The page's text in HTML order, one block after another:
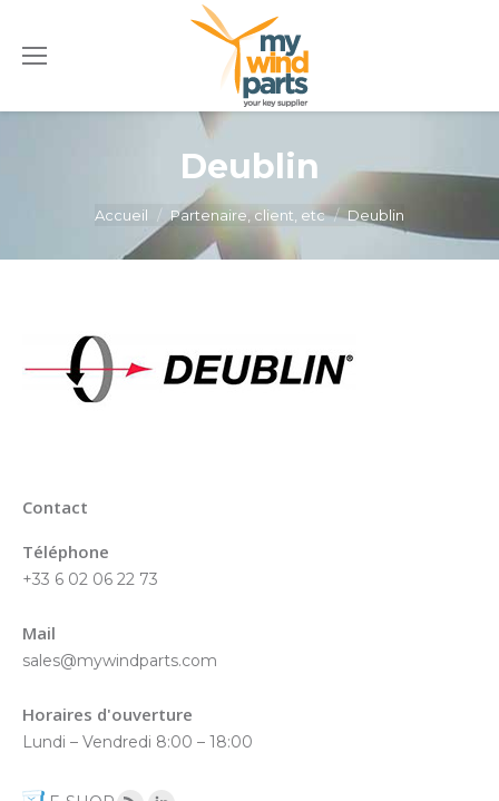
Deublin
Vous êtes ici :
Accueil Partenaire, client, etc Deublin
Contact
Téléphone
+33 6 02 06 22 73
Mail
sales@mywindparts.com
Horaires d'ouverture
Lundi – Vendredi 8:00 – 18:00